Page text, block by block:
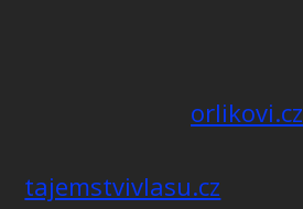
orlikovi.cz
tajemstvivlasu.cz